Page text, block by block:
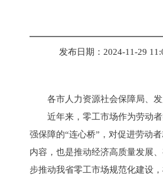
发布日期：2024-11-29
各市人力资源社会保障局、
近年来，零工市场作为劳动
强保障的“连心桥”，对促进劳动
内容，也是推动经济高质量发展
步推动我省零工市场规范化建设